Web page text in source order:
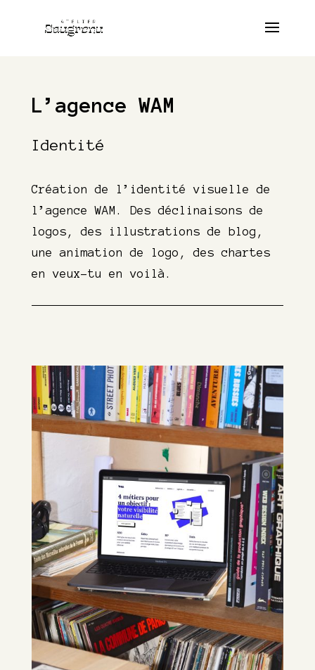
L’agence WAM
Identité
Création de l’identité visuelle de
l’agence WAM. Des déclinaisons de
logos, des illustrations de blog,
une animation de logo, des chartes
en veux-tu en voilà.